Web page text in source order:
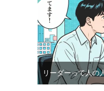
リーダーって人の